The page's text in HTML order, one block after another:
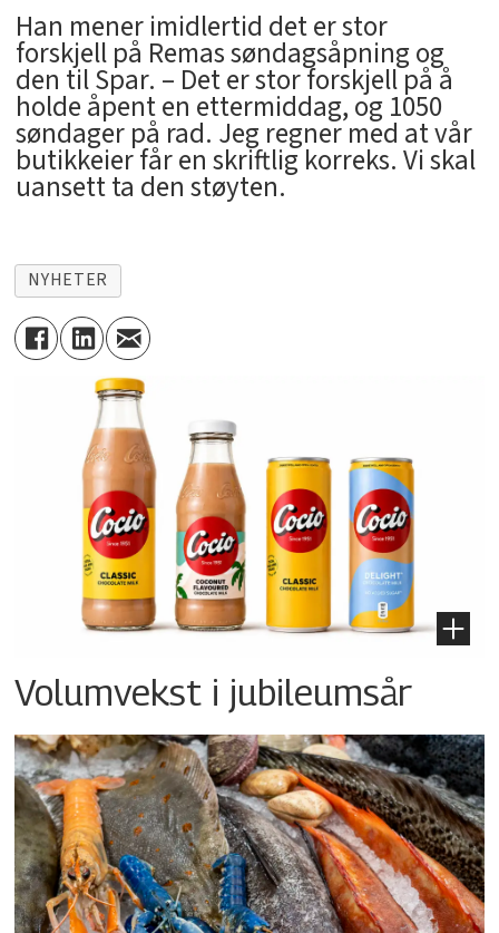
Han mener imidlertid det er stor
forskjell på Remas søndagsåpning og
den til Spar. – Det er stor forskjell på å
holde åpent en ettermiddag, og 1050
søndager på rad. Jeg regner med at vår
butikkeier får en skriftlig korreks. Vi skal
uansett ta den støyten.
NYHETER
Volumvekst i jubileumsår